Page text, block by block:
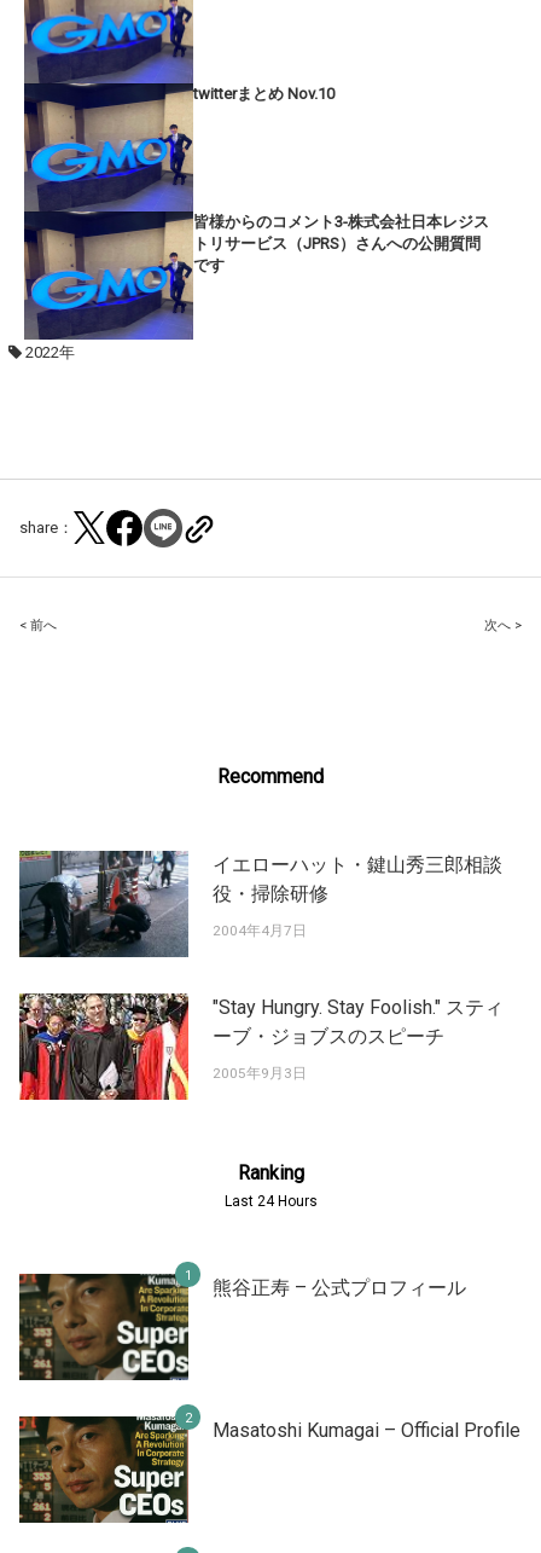
twitterまとめ Nov.10
皆様からのコメント3-株式会社日本レジス
トリサービス（JPRS）さんへの公開質問
です
2022年
share：
Post
< 前へ 次へ >
Recommend
イエローハット・鍵山秀三郎相談
役・掃除研修
2004年4月7日
"Stay Hungry. Stay Foolish." スティ
ーブ・ジョブスのスピーチ
2005年9月3日
Ranking
Last 24 Hours
熊谷正寿 – 公式プロフィール
Masatoshi Kumagai – Official Profile